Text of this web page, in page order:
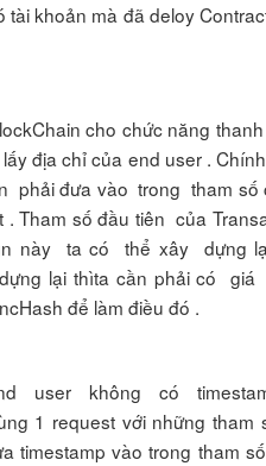
khoản mà đã deloy
cho chức năng
lấy địa chỉ của end user .
phải đưa vào trong tham số
Tham số đầu tiên của
này ta có thể xây dựng
lại thìta cần phải có giá
để làm điều đó .
user không có
1 request với những tham
timestamp vào trong tham